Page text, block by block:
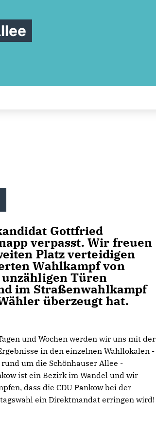
Gottfried
verpasst. Wir freuen
Platz verteidigen
Wahlkampf von
Türen
im Straßenwahlkampf
überzeugt hat.
und Wochen werden wir uns mit der
in den einzelnen Wahllokalen -
um die Schönhauser Allee -
ist ein Bezirk im Wandel und wir
dass die CDU Pankow bei der
ein Direktmandat erringen wird!